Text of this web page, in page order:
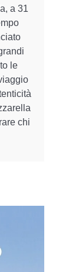
a 31
le
chi